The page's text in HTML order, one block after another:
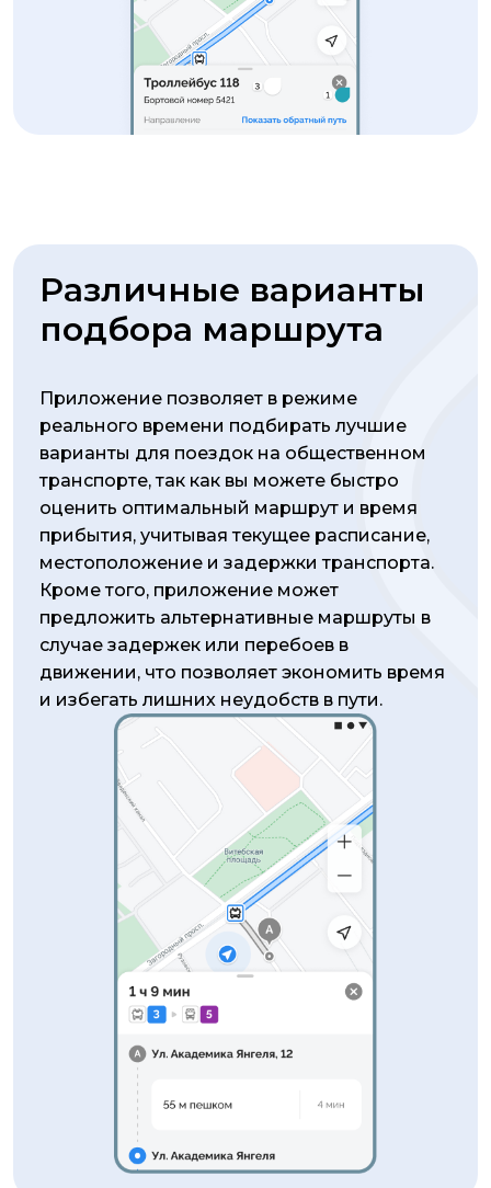
Различные варианты
подбора маршрута
Приложение позволяет в режиме
реального времени подбирать лучшие
варианты для поездок на общественном
транспорте, так как вы можете быстро
оценить оптимальный маршрут и время
прибытия, учитывая текущее расписание,
местоположение и задержки транспорта.
Кроме того, приложение может
предложить альтернативные маршруты в
случае задержек или перебоев в
движении, что позволяет экономить время
и избегать лишних неудобств в пути.